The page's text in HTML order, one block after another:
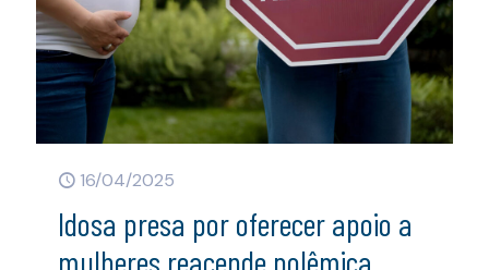
16/04/2025
Idosa presa por oferecer apoio a
mulheres reacende polêmica